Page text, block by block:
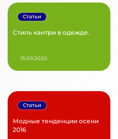
Стиль кантри в одежде.
Статьи
15.09.2020
Модные тенденции осени
2016
Статьи